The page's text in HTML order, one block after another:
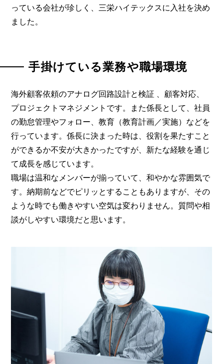
っている会社が珍しく、三栄ハイテックスに入社を決め
ました。
手掛けている業務や職場環境
海外顧客依頼のアナログ回路設計と検証 、顧客対応、
プロジェクトマネジメントです。また係長として、社員
の勤怠管理やフォロー、教育（教育計画／実施）などを
行っています。係長に決まった時は、役割を果たすこと
ができるか不安が大きかったですが、新たな経験を通じ
て成長を感じています。
職場は温和なメンバーが揃っていて、和やかな雰囲気で
す。納期前などでピリッとすることもありますが、その
ような時でも働きやすい空気は変わりません。質問や相
談がしやすい環境だと思います。